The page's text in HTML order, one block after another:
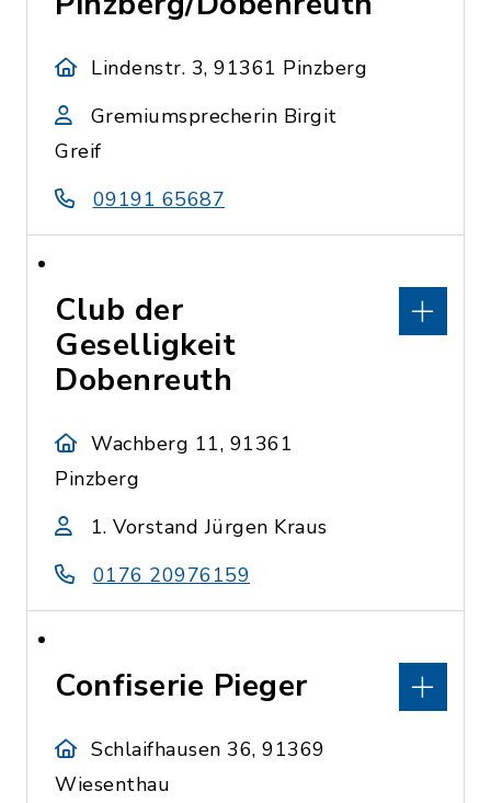
Lindenstr. 3, 91361 Pinzberg
Gremiumsprecherin Birgit
Greif
09191 65687
Club der
Geselligkeit
Dobenreuth
Wachberg 11, 91361
Pinzberg
1. Vorstand Jürgen Kraus
0176 20976159
Confiserie Pieger
Schlaifhausen 36, 91369
Wiesenthau